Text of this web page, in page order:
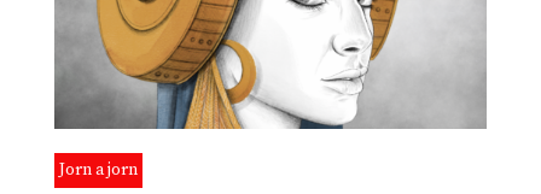
Jorn a jorn